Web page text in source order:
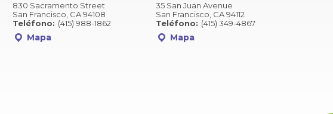
830 Sacramento Street
San Francisco, CA 94108
Teléfono: (415) 988-1862
Mapa
35 San Juan Avenue
San Francisco, CA 94112
Teléfono: (415) 349-4867
Mapa